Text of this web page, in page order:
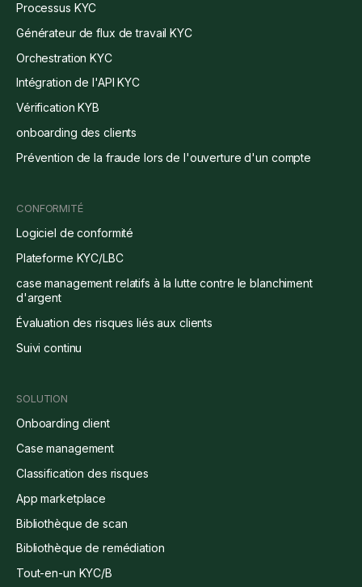
Processus KYC
Générateur de flux de travail KYC
Orchestration KYC
Intégration de l'API KYC
Vérification KYB
onboarding des clients
Prévention de la fraude lors de l'ouverture d'un compte
CONFORMITÉ
Logiciel de conformité
Plateforme KYC/LBC
case management relatifs à la lutte contre le blanchiment
d'argent
Évaluation des risques liés aux clients
Suivi continu
SOLUTION
Onboarding client
Case management
Classification des risques
App marketplace
Bibliothèque de scan
Bibliothèque de remédiation
Tout-en-un KYC/B